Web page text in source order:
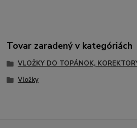
Tovar zaradený v kategóriách
VLOŽKY DO TOPÁNOK,
Vložky